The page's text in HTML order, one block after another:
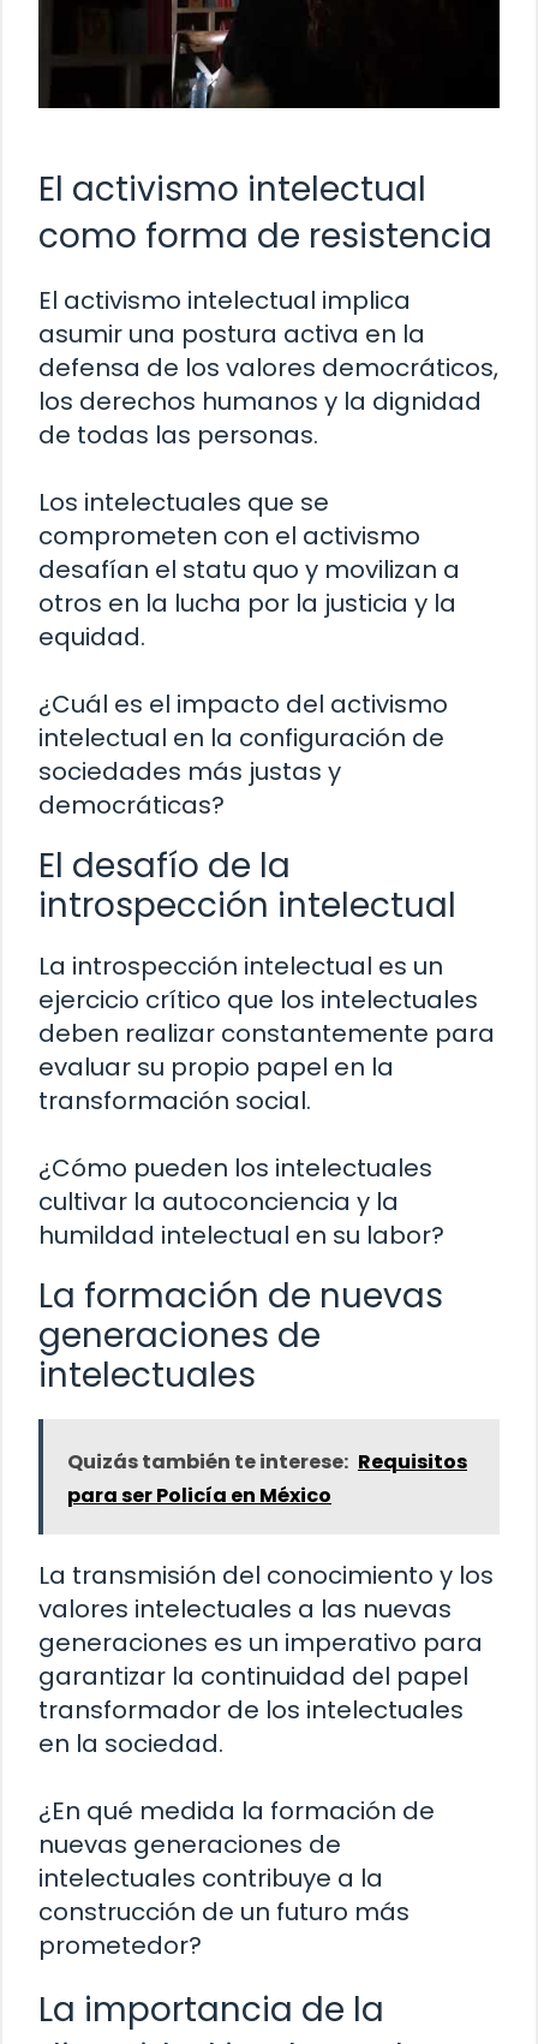
El activismo intelectual
como forma de resistencia
El activismo intelectual implica
asumir una postura activa en la
defensa de los valores democráticos,
los derechos humanos y la dignidad
de todas las personas.
Los intelectuales que se
comprometen con el activismo
desafían el statu quo y movilizan a
otros en la lucha por la justicia y la
equidad.
¿Cuál es el impacto del activismo
intelectual en la configuración de
sociedades más justas y
democráticas?
El desafío de la
introspección intelectual
La introspección intelectual es un
ejercicio crítico que los intelectuales
deben realizar constantemente para
evaluar su propio papel en la
transformación social.
¿Cómo pueden los intelectuales
cultivar la autoconciencia y la
humildad intelectual en su labor?
La formación de nuevas
generaciones de
intelectuales
Quizás también te interese: Requisitos
para ser Policía en México
La transmisión del conocimiento y los
valores intelectuales a las nuevas
generaciones es un imperativo para
garantizar la continuidad del papel
transformador de los intelectuales
en la sociedad.
¿En qué medida la formación de
nuevas generaciones de
intelectuales contribuye a la
construcción de un futuro más
prometedor?
La importancia de la